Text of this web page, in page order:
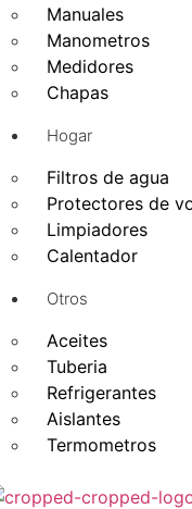
Manuales
Manometros
Medidores
Chapas
Hogar
Filtros de agua
Protectores de
Limpiadores
Calentador
Otros
Aceites
Tuberia
Refrigerantes
Aislantes
Termometros